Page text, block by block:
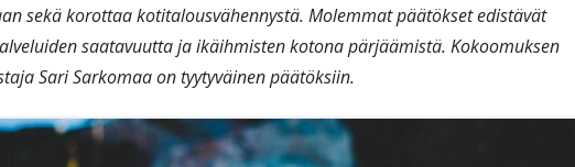
sekä korottaa kotitalousvähennystä. Molemmat päätökset edistävät
saatavuutta ja ikäihmisten kotona pärjäämistä. Kokoomuksen
Sari Sarkomaa on tyytyväinen päätöksiin.